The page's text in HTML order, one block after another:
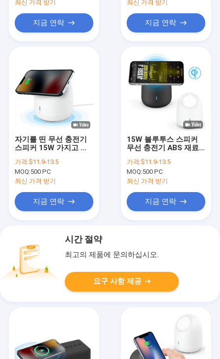
최신 가격 받기
지금 연락
최신 가격 받기
지금 연락
자기를 띤 무선 충전기
스피커 15W 가지고 다
90mm×114mm 사이즈
가격:$11.9-13.5
MOQ:500 PC
최신 가격 받기
지금 연락
15W 블루투스 스피커
무선 충전기 ABS 재료
가격:$11.9-13.5
MOQ:500 PC
최신 가격 받기
지금 연락
시간 절약
최고의 제품에 문의하십시오.
요구 사항 제공